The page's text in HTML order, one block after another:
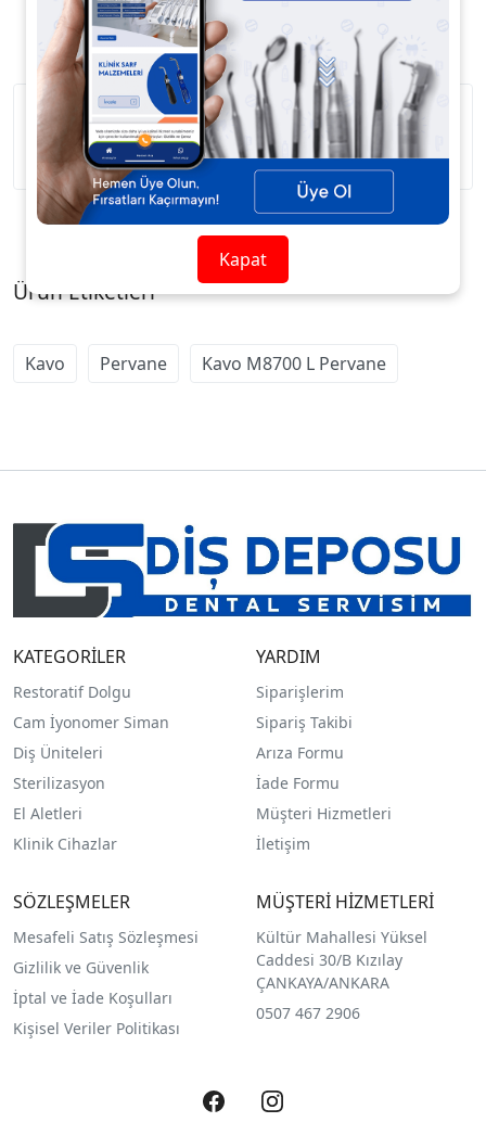
Ürün Açıklaması Ürün Yorumları
Kavo M8700 L Pervane
Ürün Etiketleri
Kavo Pervane Kavo M8700 L Pervane
KATEGORİLER
Restoratif Dolgu
Cam İyonomer Siman
Diş Üniteleri
Sterilizasyon
El Aletleri
Klinik Cihazlar
YARDIM
Siparişlerim
Sipariş Takibi
Arıza Formu
İade Formu
Müşteri Hizmetleri
İletişim
SÖZLEŞMELER
Mesafeli Satış Sözleşmesi
Gizlilik ve Güvenlik
İptal ve İade Koşulları
Kişisel Veriler Politikası
MÜŞTERİ HİZMETLERİ
Kültür Mahallesi Yüksel
Caddesi 30/B Kızılay
ÇANKAYA/ANKARA
0507 467 2906
Kapat